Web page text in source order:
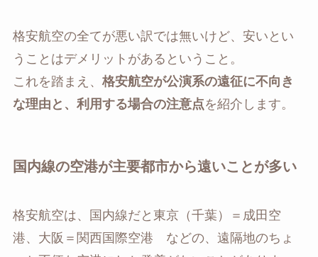
格安航空の全てが悪い訳では無いけど、安いとい
うことはデメリットがあるということ。
これを踏まえ、 格安航空が公演系の遠征に不向き
な理由と、利用する場合の注意点を紹介します。
国内線の空港が主要都市から遠いことが多い
格安航空は、国内線だと東京（千葉）＝成田空
港、大阪＝関西国際空港 などの、遠隔地のちょ